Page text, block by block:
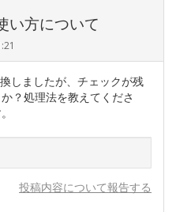
い方について
しましたが、チェックが残
？処理法を教えてくださ
投稿内容について報告する